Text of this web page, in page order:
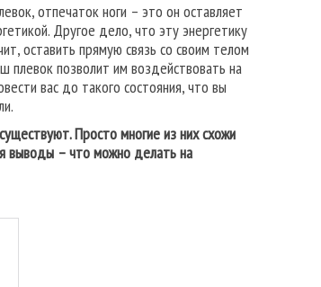
отпечаток ноги – это он оставляет
Другое дело, что эту энергетику
оставить прямую связь со своим телом
плевок позволит им воздействовать на
вас до такого состояния, что вы
Просто многие из них схожи
выводы – что можно делать на